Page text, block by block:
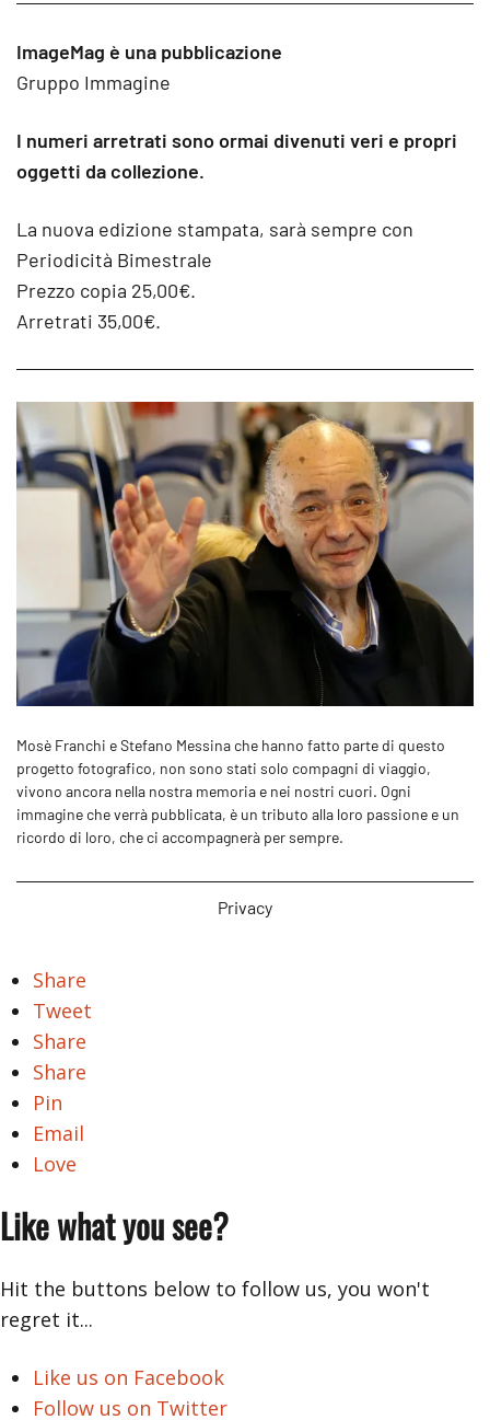
ImageMag è una pubblicazione
Gruppo Immagine
I numeri arretrati sono ormai divenuti veri e propri
oggetti da collezione.
La nuova edizione stampata, sarà sempre con
Periodicità Bimestrale
Prezzo copia 25,00€.
Arretrati 35,00€.
Mosè Franchi e Stefano Messina che hanno fatto parte di questo
progetto fotografico, non sono stati solo compagni di viaggio,
vivono ancora nella nostra memoria e nei nostri cuori. Ogni
immagine che verrà pubblicata, è un tributo alla loro passione e un
ricordo di loro, che ci accompagnerà per sempre.
Privacy
Share
Tweet
Share
Share
Pin
Email
Love
Like what you see?
Hit the buttons below to follow us, you won't
regret it...
Like us on Facebook
Follow us on Twitter